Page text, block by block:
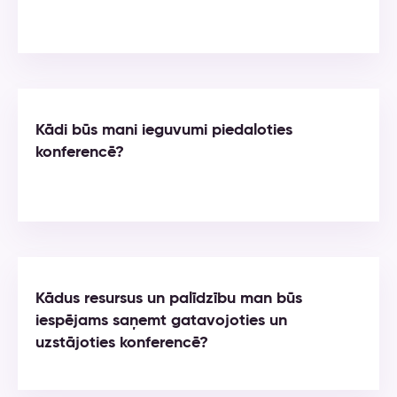
Kādi būs mani ieguvumi piedaloties
konferencē?
Kādus resursus un palīdzību man būs
iespējams saņemt gatavojoties un
uzstājoties konferencē?